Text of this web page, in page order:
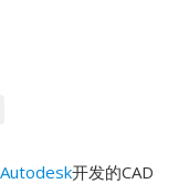
Autodesk开发的CAD